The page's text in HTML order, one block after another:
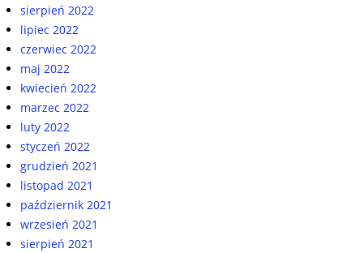
sierpień 2022
lipiec 2022
czerwiec 2022
maj 2022
kwiecień 2022
marzec 2022
luty 2022
styczeń 2022
grudzień 2021
listopad 2021
październik 2021
wrzesień 2021
sierpień 2021